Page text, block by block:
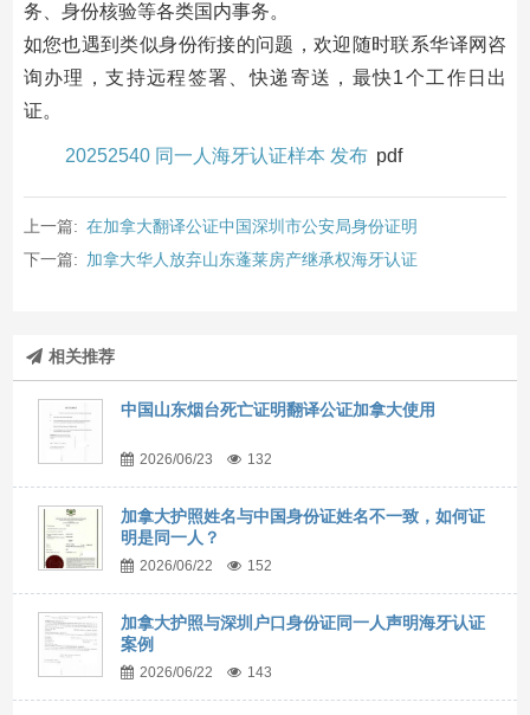
务、身份核验等各类国内事务。
如您也遇到类似身份衔接的问题，欢迎随时联系华译网咨
询办理，支持远程签署、快递寄送，最快1个工作日出
证。
20252540 同一人海牙认证样本 发布 pdf
上一篇: 在加拿大翻译公证中国深圳市公安局身份证明
下一篇: 加拿大华人放弃山东蓬莱房产继承权海牙认证
相关推荐
中国山东烟台死亡证明翻译公证加拿大使用
2026/06/23 132
加拿大护照姓名与中国身份证姓名不一致，如何证
明是同一人？
2026/06/22 152
加拿大护照与深圳户口身份证同一人声明海牙认证
案例
2026/06/22 143